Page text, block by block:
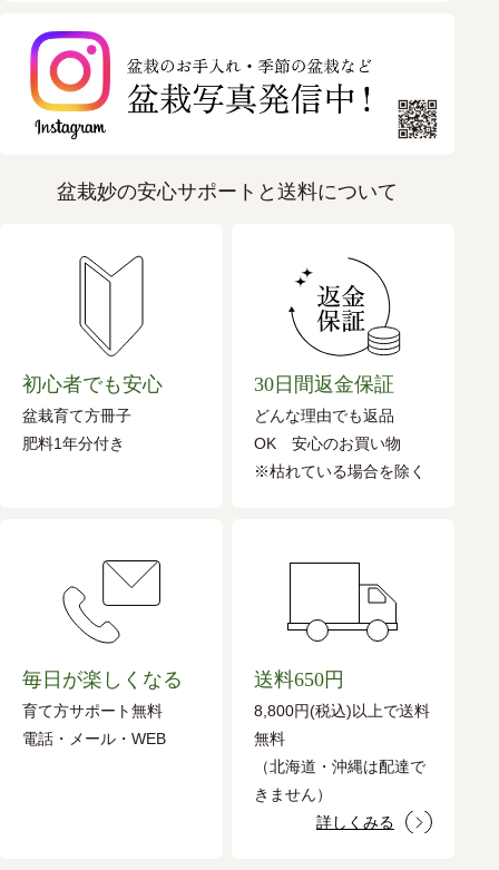
盆栽妙の安心サポートと送料について
初心者でも安心
盆栽育て方冊子
肥料1年分付き
30日間返金保証
どんな理由でも返品
OK 安心のお買い物
※枯れている場合を除く
毎日が楽しくなる
育て方サポート無料
電話・メール・WEB
送料650円
8,800円(税込)以上で送料
無料
（北海道・沖縄は配達で
きません）
詳しくみる